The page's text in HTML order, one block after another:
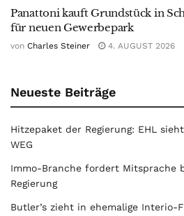
Panattoni kauft Grundstück in
für neuen Gewerbepark
von Charles Steiner 4. AUGUST 2026
Neueste Beiträge
Hitzepaket der Regierung: EHL
WEG
Immo-Branche fordert Mitsprache
Regierung
Butler’s zieht in ehemalige Interio-